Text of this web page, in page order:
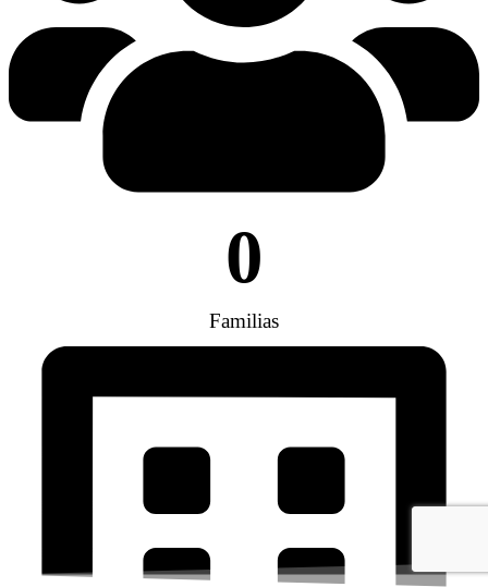
Familias
0